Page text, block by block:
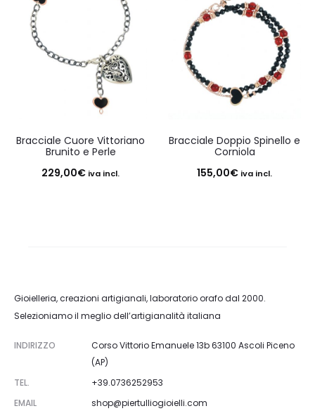
Bracciale Cuore Vittoriano
Brunito e Perle
229,00€ iva incl.
Bracciale Doppio Spinello e
Corniola
155,00€ iva incl.
Gioielleria, creazioni artigianali, laboratorio orafo dal 2000.
Selezioniamo il meglio dell’artigianalità italiana
INDIRIZZO
Corso Vittorio Emanuele 13b 63100 Ascoli Piceno
(AP)
TEL.
+39.0736252953
EMAIL
shop@piertulliogioielli.com